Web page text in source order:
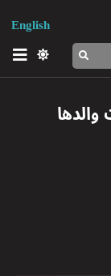
English